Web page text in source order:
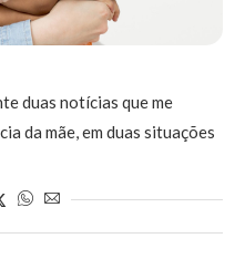
duas notícias que me
da mãe, em duas situações